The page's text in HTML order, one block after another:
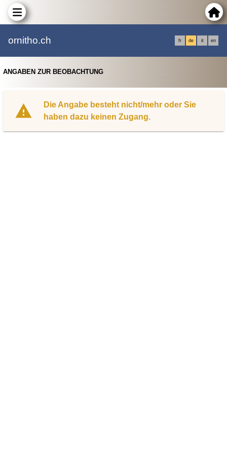
ornitho.ch fr de it en
ANGABEN ZUR BEOBACHTUNG
Die Angabe besteht nicht/mehr oder Sie
haben dazu keinen Zugang.